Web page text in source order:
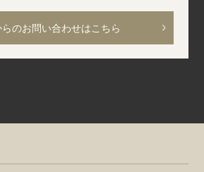
のお問い合わせはこちら